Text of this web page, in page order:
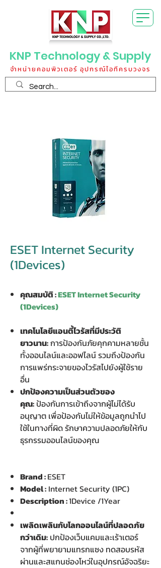
KNP Technology & Supply
จำหน่ายคอมพิวเตอร์ อุปกรณ์ไอทีครบวงจร
ESET Internet Security
(1Devices)
คุณสมบัติ :ESET Internet Security
(1Devices)
เทคโนโลยีแอนตี้ไวรัสที่มีประวัติ
ยาวนาน:การป้องกันภัยคุกคามหลายชั้น
ทั้งออนไลน์และออฟไลน์ รวมถึงป้องกัน
การแพร่กระจายของไวรัสไปยังผู้ใช้ราย
อื่น
ปกป้องความเป็นส่วนตัวของ
คุณ: ป้องกันการเข้าถึงจากผู้ไม่ได้รับ
อนุญาต เพื่อป้องกันไม่ให้ข้อมูลถูกนำไป
ใช้ในทางที่ผิด รักษาความปลอดภัยให้กับ
ธุรกรรมออนไลน์ของคุณ
Brand :ESET
Model : Internet Security (1PC)
Description :1Device /1Year
เพลิดเพลินกับโลกออนไลน์ที่ปลอดภัย
กว่าเดิม: ปกป้องเว็บแคมและเร้าเตอร์
จากผู้ที่พยายามแทรกแซง ทดสอบรหัส
ผ่านและสแกนช่องโหว่ในอุปกรณ์อัจฉริยะ